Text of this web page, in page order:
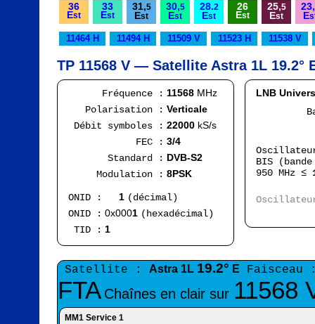
36
Est
33
Est
31,5
Est
30,5
Est
28.2
Est
26
Est
25,5
Est
23,
E
11464 H 11494 H 11509 V 11523 H 11538 V
TP 11568 V — Satellite Astra 1L 19.2°
Fréquence : 11568 MHz
Polarisation : Verticale
Débit symboles : 22000 kS/s
FEC : 3/4
Standard : DVB-S2
Modulation : 8PSK
ONID : 1 (décimal)
ONID : 0x0001 (hexadécimal)
TID : 1
LNB
BIS
950 MHz ≤
Satellite : Astra 1L 19.2° E Faisceau
FTA Chaînes en clair sur 11568
MM1 Service 1